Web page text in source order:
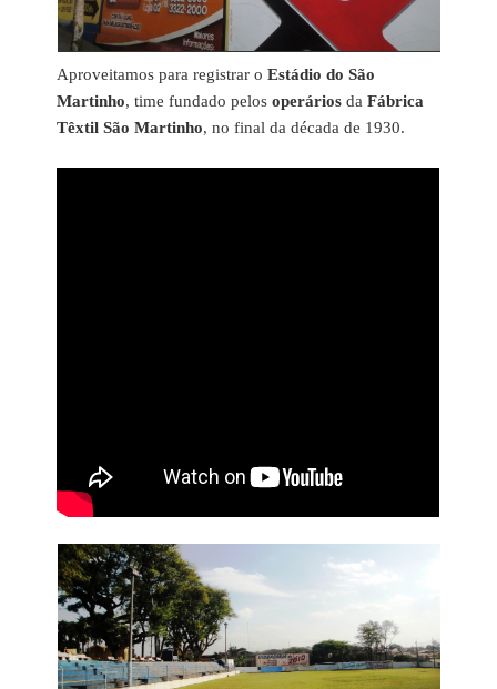
Aproveitamos para registrar oEstádio do São
Martinho, time fundado pelosoperários daFábrica
Têxtil São Martinho, no final da década de 1930.